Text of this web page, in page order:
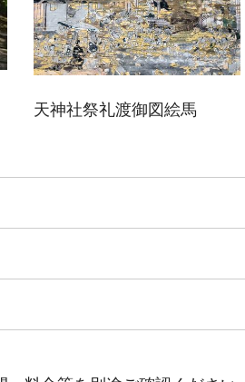
天神社祭礼渡御図絵馬